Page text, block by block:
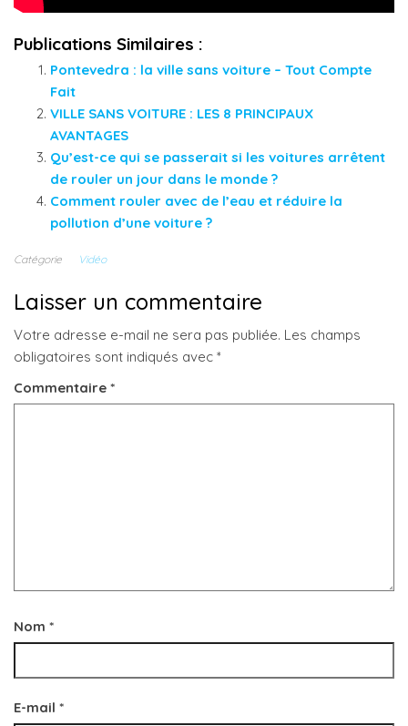
Publications Similaires :
Pontevedra : la ville sans voiture – Tout Compte
Fait
VILLE SANS VOITURE : LES 8 PRINCIPAUX
AVANTAGES
Qu’est-ce qui se passerait si les voitures arrêtent
de rouler un jour dans le monde ?
Comment rouler avec de l’eau et réduire la
pollution d’une voiture ?
Catégorie Vidéo
Laisser un commentaire
Votre adresse e-mail ne sera pas publiée. Les champs
obligatoires sont indiqués avec *
Commentaire *
Nom *
E-mail *